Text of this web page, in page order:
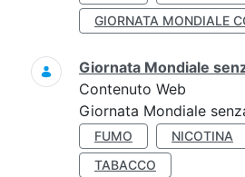
GIORNATA MONDIALE
Giornata Mondiale
Contenuto Web
Giornata Mondiale
FUMO NICOTINA
TABACCO